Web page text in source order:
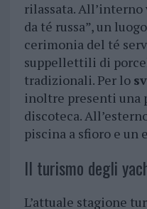
rilassata. All’interno
da té russa”, un
cerimonia del té
suppellettili di
tradizionali. Per lo
inoltre presenti una
discoteca.
piscina a sfioro e un
Il turismo degli
L’attuale stagione